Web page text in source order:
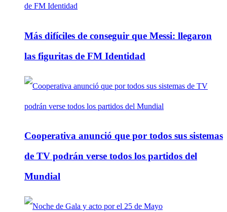
Más difíciles de conseguir que Messi: llegaron
las figuritas de FM Identidad
Cooperativa anunció que por todos sus sistemas
de TV podrán verse todos los partidos del
Mundial